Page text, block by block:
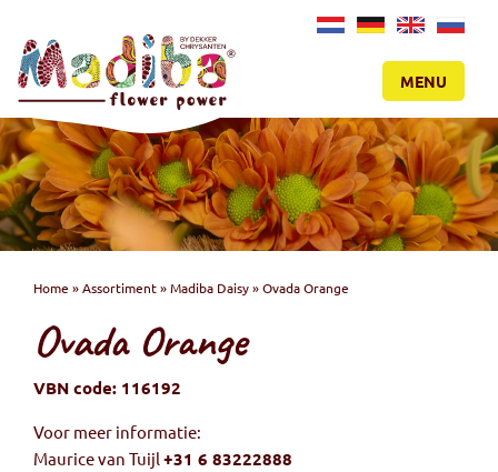
NL DE EN RU
MENU
Home »Assortiment»Madiba Daisy»Ovada Orange
Ovada Orange
VBN code: 116192
Voor meer informatie:
Maurice van Tuijl +31 6 83222888